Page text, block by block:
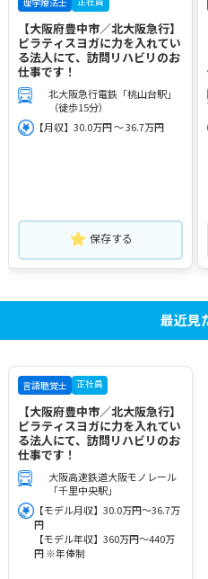
【大阪府豊中市／北大阪急行】
ピラティスヨガに力を入れてい
る法人にて、訪問リハビリのお
仕事です！
北大阪急行電鉄「桃山台駅」
（徒歩15分）
【月収】30.0万円 ～ 36.7万円
保存する
最近見
言語聴覚士 正社員
【大阪府豊中市／北大阪急行】
ピラティスヨガに力を入れてい
る法人にて、訪問リハビリのお
仕事です！
大阪高速鉄道大阪モノレール
「千里中央駅」
【モデル月収】30.0万円～36.7万
円
【モデル年収】360万円～440万
円 ※年俸制